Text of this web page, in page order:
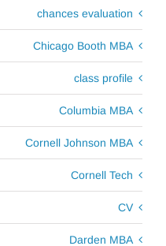
chances evaluation
Chicago Booth MBA
class profile
Columbia MBA
Cornell Johnson MBA
Cornell Tech
CV
Darden MBA